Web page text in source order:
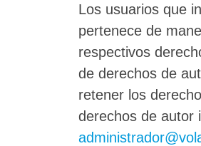
Los usuarios que
pertenece de
respectivos
de derechos de
retener los
derechos de autor